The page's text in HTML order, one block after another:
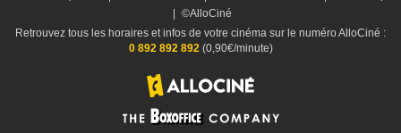
©AlloCiné
Retrouvez tous les horaires et infos de votre cinéma sur le numéro AlloCiné :
0 892 892 892(0,90€/minute)